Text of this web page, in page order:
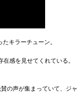
キラーチューン。
感を見せてくれている。
の声が集まっていて、ジャ